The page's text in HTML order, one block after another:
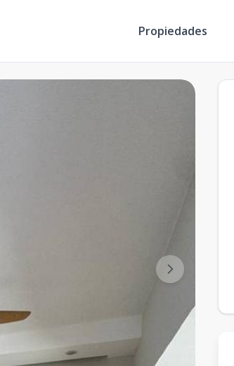
Propiedades